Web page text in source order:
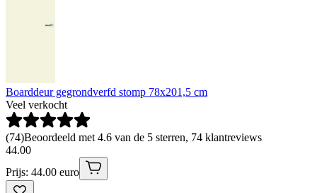
Boarddeur gegrondverfd stomp 78x201,5 cm
Veel verkocht
(74)Beoordeeld met 4.6 van de 5 sterren, 74 klantreviews
44.00
Prijs: 44.00 euro